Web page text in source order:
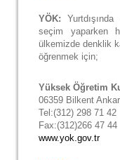
YÖK:
seçim yaparken
ülkemizde denklik
öğrenmek için;
Yüksek Öğretim
06359 Bilkent
Tel:(312) 298 71 42
Fax:(312)266 47 44
www.yok.gov.tr